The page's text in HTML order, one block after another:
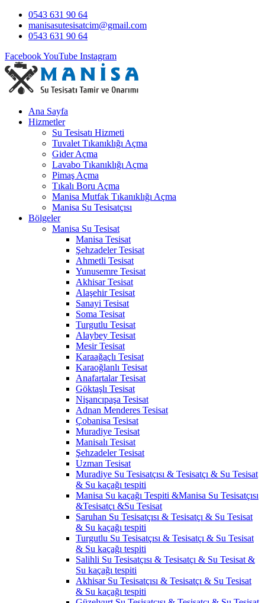
0543 631 90 64
manisasutesisatcim@gmail.com
0543 631 90 64
FacebookYouTube Instagram
Ana Sayfa
Hizmetler
Su Tesisatı Hizmeti
Tuvalet Tıkanıklığı Açma
Gider Açma
Lavabo Tıkanıklığı Açma
Pimaş Açma
Tıkalı Boru Açma
Manisa Mutfak Tıkanıklığı Açma
Manisa Su Tesisatçısı
Bölgeler
Manisa Su Tesisat
Manisa Tesisat
Şehzadeler Tesisat
Ahmetli Tesisat
Yunusemre Tesisat
Akhisar Tesisat
Alaşehir Tesisat
Sanayi Tesisat
Soma Tesisat
Turgutlu Tesisat
Alaybey Tesisat
Mesir Tesisat
Karaağaçlı Tesisat
Karaoğlanlı Tesisat
Anafartalar Tesisat
Göktaşlı Tesisat
Nişancıpaşa Tesisat
Adnan Menderes Tesisat
Çobanisa Tesisat
Muradiye Tesisat
Manisalı Tesisat
Şehzadeler Tesisat
Uzman Tesisat
Muradiye Su Tesisatçısı & Tesisatçı & Su Tesisat
& Su kaçağı tespiti
Manisa Su kaçağı Tespiti &Manisa Su Tesisatçısı
&Tesisatçı &Su Tesisat
Saruhan Su Tesisatçısı & Tesisatçı & Su Tesisat
& Su kaçağı tespiti
Turgutlu Su Tesisatçısı & Tesisatçı & Su Tesisat
& Su kaçağı tespiti
Salihli Su Tesisatçısı & Tesisatçı & Su Tesisat &
Su kaçağı tespiti
Akhisar Su Tesisatçısı & Tesisatçı & Su Tesisat
& Su kaçağı tespiti